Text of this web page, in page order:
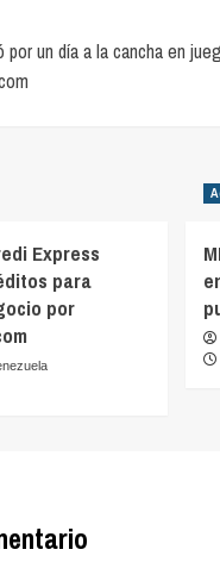
por un día a la cancha en
Express
para
por